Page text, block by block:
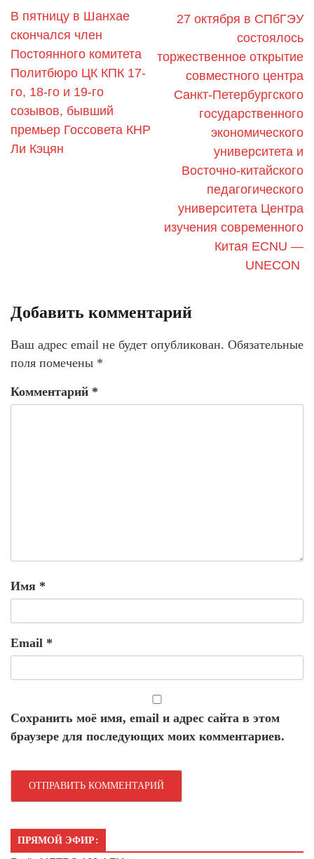
В пятницу в Шанхае
скончался член
Постоянного комитета
Политбюро ЦК КПК 17-
го, 18-го и 19-го
созывов, бывший
премьер Госсовета КНР
Ли Кэцян
27 октября в СПбГЭУ
состоялось
торжественное открытие
совместного центра
Санкт-Петербургского
государственного
экономического
университета и
Восточно-китайского
педагогического
университета Центра
изучения современного
Китая ECNU —
UNECON
Добавить комментарий
Ваш адрес email не будет опубликован. Обязательные
поля помечены *
Комментарий *
Имя *
Email *
Сохранить моё имя, email и адрес сайта в этом
браузере для последующих моих комментариев.
ПРЯМОЙ ЭФИР: